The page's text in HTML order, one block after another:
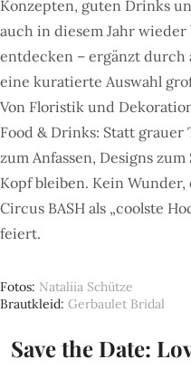
Konzepten, guten Drinks
auch in diesem Jahr
entdecken – ergänzt durch
eine kuratierte Auswahl
Von Floristik und
Food & Drinks: Statt
zum Anfassen, Designs
Kopf bleiben. Kein Wunder,
Circus BASH als „coolste
feiert.
Fotos Nataliia Schütze
Brautkleid Gerbaulet Bridal
Save the Date: